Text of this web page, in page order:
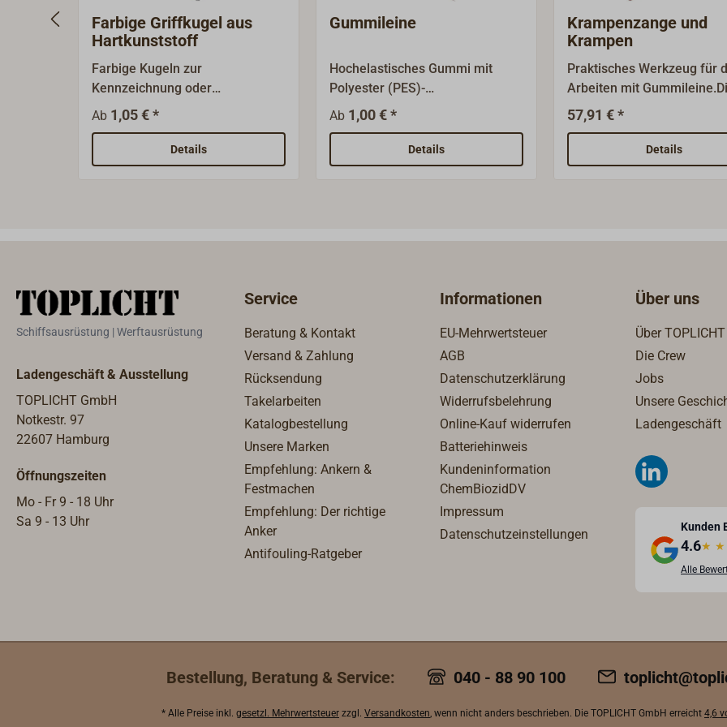
Farbige Griffkugel aus
Hartkunststoff
Farbige Kugeln zur
Kennzeichnung oder
Handhabung von Gummileinen
oder Bändselgut.Praktische
Hilfsmittel, hergestellt aus PA-
Kunststoff (Nylon).Lieferbar in 3
Ab 1,05 € *
Details
Gummileine
Hochelastisches Gummi mit
Polyester (PES)-
Umflechtung.Beste
Dehnungseigenschaften.Farbe:
weiß mit rotem Garantiefaden
oder schwarz.Passende Haken
Ab 1,00 € *
Details
Krampenzange und
Krampen
Praktisches Werkzeug für
Arbeiten mit
Backen sind so ausgehöhlt,
die Edelstahl-Krampen in
Zange liegen bleiben.Die
sind kunststoffummantelt
57,91 € *
Details
Schiffsausrüstung | Werftausrüstung
Ladengeschäft & Ausstellung
TOPLICHT GmbH
Notkestr. 97
22607 Hamburg
Öffnungszeiten
Mo - Fr 9 - 18 Uhr
Sa 9 - 13 Uhr
Service
Beratung & Kontakt
Versand & Zahlung
Rücksendung
Takelarbeiten
Katalogbestellung
Unsere Marken
Empfehlung: Ankern &
Festmachen
Empfehlung: Der richtige
Anker
Antifouling-Ratgeber
Informationen
EU-Mehrwertsteuer
AGB
Datenschutzerklärung
Widerrufsbelehrung
Online-Kauf widerrufen
Batteriehinweis
Kundeninformation
ChemBiozidDV
Impressum
Datenschutzeinstellungen
Über uns
Über TOPLICHT
Die Crew
Jobs
Unsere
Ladengeschäft
Kunden
4.6★ ★
Alle
Bestellung, Beratung & Service: 040 - 88 90 100
* Alle Preise inkl. gesetzl. Mehrwertsteuer zzgl. Versandkosten, wenn nicht anders beschrieben. Die TOPLICHT GmbH erreicht 4,6